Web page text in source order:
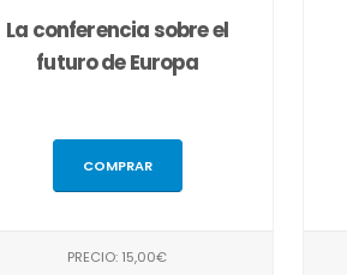
La conferencia sobre el
futuro de Europa
COMPRAR
PRECIO: 15,00€